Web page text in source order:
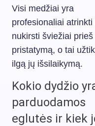
Visi medžiai yra
profesionaliai atrinkti
nukirsti šviežiai prieš
pristatymą, o tai
ilgą jų išsilaikymą.
Kokio dydžio
parduodamos
eglutės ir kiek